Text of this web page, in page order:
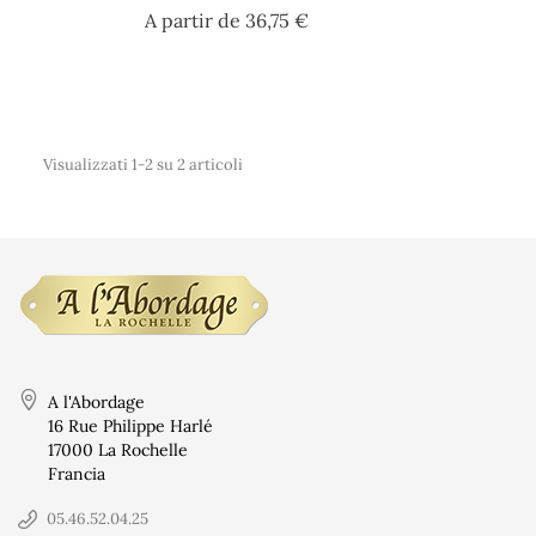
A partir de36,75 €Prezzo
Visualizzati 1-2 su 2 articoli
A l'Abordage
16 Rue Philippe Harlé
17000 La Rochelle
Francia
05.46.52.04.25